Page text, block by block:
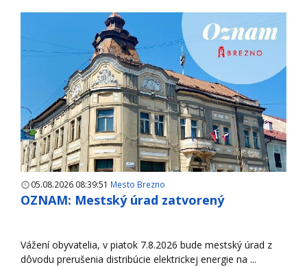
05.08.2026 08:39:51 Mesto Brezno
OZNAM: Mestský úrad zatvorený
Vážení obyvatelia, v piatok 7.8.2026 bude mestský úrad z
dôvodu prerušenia distribúcie elektrickej energie na ...